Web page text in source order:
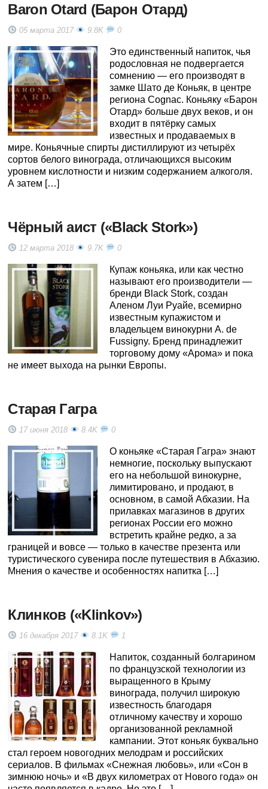
Baron Otard (Барон Отард)
05 марта 2017 9.8K 0
Это единственный напиток, чья
родословная не подвергается
сомнению — его производят в
замке Шато де Коньяк, в центре
региона Cognac. Коньяку «Барон
Отард» больше двух веков, и он
входит в пятёрку самых
известных и продаваемых в
мире. Коньячные спирты дистиллируют из четырёх
сортов белого винограда, отличающихся высоким
уровнем кислотности и низким содержанием алкоголя.
А затем […]
Чёрный аист («Black Stork»)
12 марта 2018 9.7K 0
Купаж коньяка, или как честно
называют его производители —
бренди Black Stork, создан
Аленом Луи Руайе, всемирно
известным купажистом и
владельцем винокурни A. de
Fussigny. Бренд принадлежит
торговому дому «Арома» и пока
не имеет выхода на рынки Европы.
Старая Гагра
17 июня 2018 8.4K 0
О коньяке «Старая Гагра» знают
немногие, поскольку выпускают
его на небольшой винокурне,
лимитировано, и продают, в
основном, в самой Абхазии. На
прилавках магазинов в других
регионах России его можно
встретить крайне редко, а за
границей и вовсе — только в качестве презента или
туристического сувенира после путешествия в Абхазию.
Мнения о качестве и особенностях напитка […]
Клинков («Klinkov»)
16 декабря 2017 8.1K 1
Напиток, созданный болгарином
по французской технологии из
выращенного в Крыму
винограда, получил широкую
известность благодаря
отличному качеству и хорошо
организованной рекламной
кампании. Этот коньяк буквально
стал героем новогодних мелодрам и российских
сериалов. В фильмах «Снежная любовь», или «Сон в
зимнюю ночь» и «В двух километрах от Нового года» он